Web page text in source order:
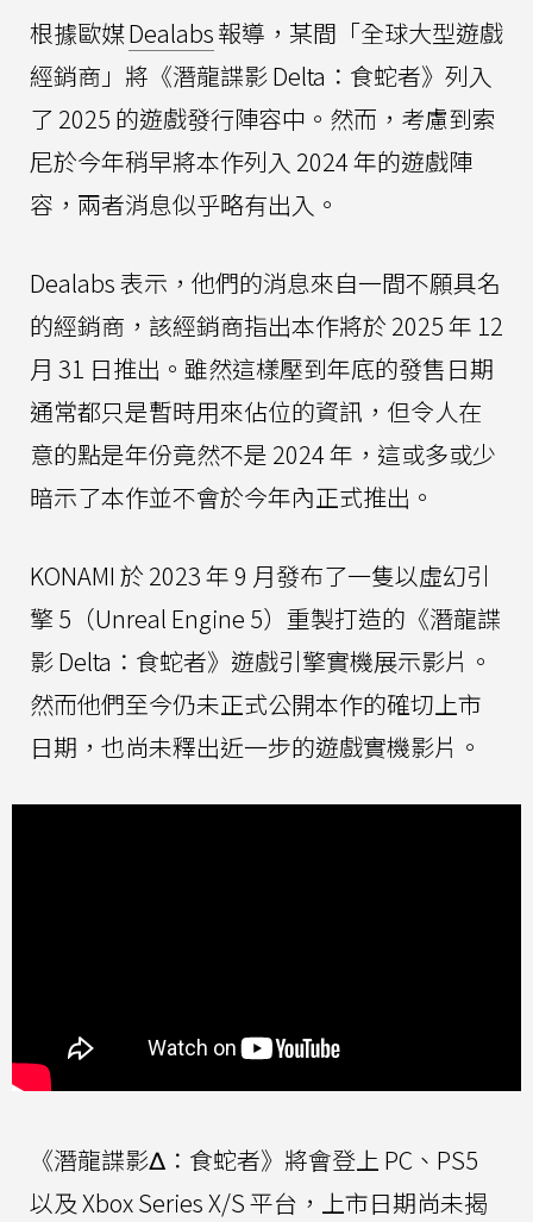
根據歐媒Dealabs報導，某間「全球大型遊戲
經銷商」將《潛龍諜影 Delta：食蛇者》列入
了 2025 的遊戲發行陣容中。然而，考慮到索
尼於今年稍早將本作列入 2024 年的遊戲陣
容，兩者消息似乎略有出入。
Dealabs 表示，他們的消息來自一間不願具名
的經銷商，該經銷商指出本作將於 2025 年 12
月 31 日推出。雖然這樣壓到年底的發售日期
通常都只是暫時用來佔位的資訊，但令人在
意的點是年份竟然不是 2024 年，這或多或少
暗示了本作並不會於今年內正式推出。
KONAMI 於 2023 年 9 月發布了一隻以虛幻引
擎 5（Unreal Engine 5）重製打造的《潛龍諜
影 Delta：食蛇者》遊戲引擎實機展示影片。
然而他們至今仍未正式公開本作的確切上市
日期，也尚未釋出近一步的遊戲實機影片。
《潛龍諜影Δ：食蛇者》將會登上 PC、PS5
以及 Xbox Series X/S 平台，上市日期尚未揭